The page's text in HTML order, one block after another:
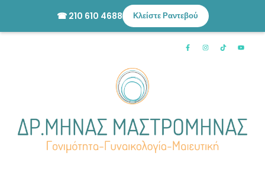
☎ 210 610 4688 Κλείστε Ραντεβού